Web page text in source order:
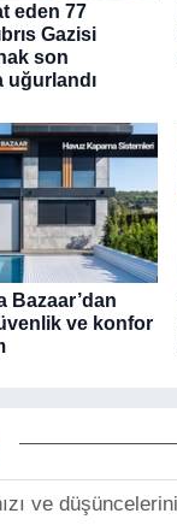
eden 77
Gazisi
son
Bazaar’dan
ve konfor